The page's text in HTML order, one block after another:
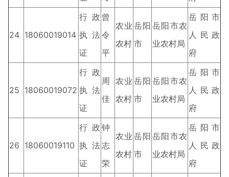
24 18060019014
行政
执法
证
曾
令
平
农业
农村
岳阳
市
岳阳市农
业农村局
岳阳市
人民政
府
25 18060019072
行政
执法
证
周
佳
农业
农村
岳阳
市
岳阳市农
业农村局
岳阳市
人民政
府
26 18060019110
行政
执法
证
钟
志
荣
农业
农村
岳阳
市
岳阳市农
业农村局
岳阳市
人民政
府